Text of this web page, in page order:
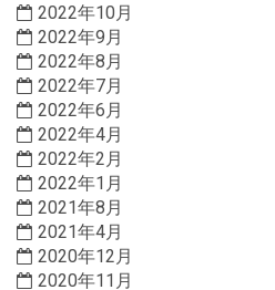
2022年10月
2022年9月
2022年8月
2022年7月
2022年6月
2022年4月
2022年2月
2022年1月
2021年8月
2021年4月
2020年12月
2020年11月